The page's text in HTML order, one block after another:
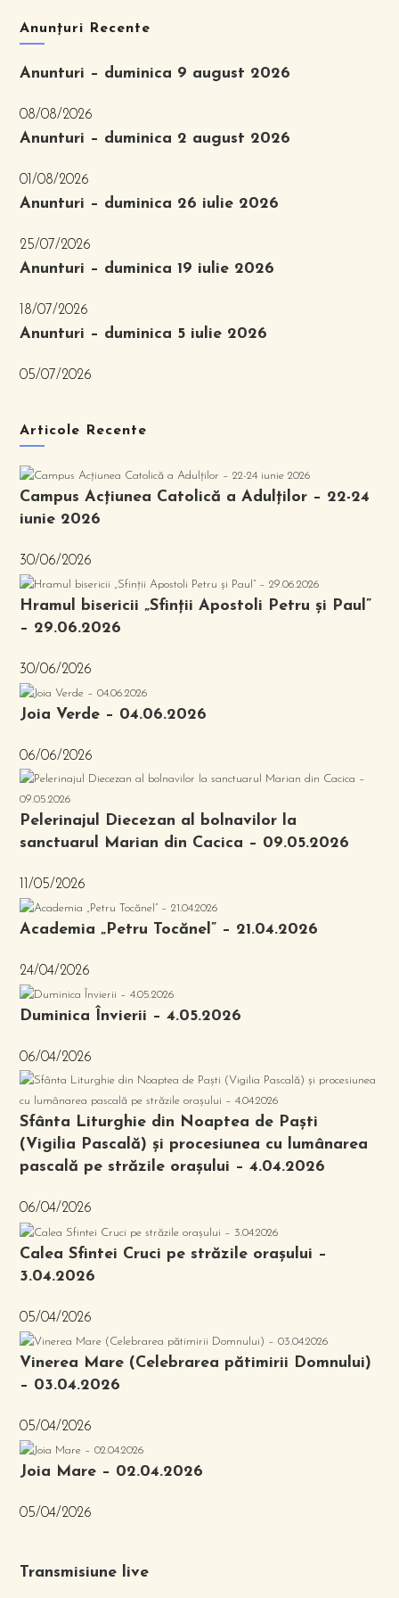
Anunțuri Recente
Anunturi – duminica 9 august 2026
08/08/2026
Anunturi – duminica 2 august 2026
01/08/2026
Anunturi – duminica 26 iulie 2026
25/07/2026
Anunturi – duminica 19 iulie 2026
18/07/2026
Anunturi – duminica 5 iulie 2026
05/07/2026
Articole Recente
Campus Acțiunea Catolică a Adulților – 22-24
iunie 2026
30/06/2026
Hramul bisericii „Sfinții Apostoli Petru și Paul”
– 29.06.2026
30/06/2026
Joia Verde – 04.06.2026
06/06/2026
Pelerinajul Diecezan al bolnavilor la
sanctuarul Marian din Cacica – 09.05.2026
11/05/2026
Academia „Petru Tocănel” – 21.04.2026
24/04/2026
Duminica Învierii – 4.05.2026
06/04/2026
Sfânta Liturghie din Noaptea de Paști
(Vigilia Pascală) și procesiunea cu lumânarea
pascală pe străzile orașului – 4.04.2026
06/04/2026
Calea Sfintei Cruci pe străzile orașului –
3.04.2026
05/04/2026
Vinerea Mare (Celebrarea pătimirii Domnului)
– 03.04.2026
05/04/2026
Joia Mare – 02.04.2026
05/04/2026
Transmisiune live